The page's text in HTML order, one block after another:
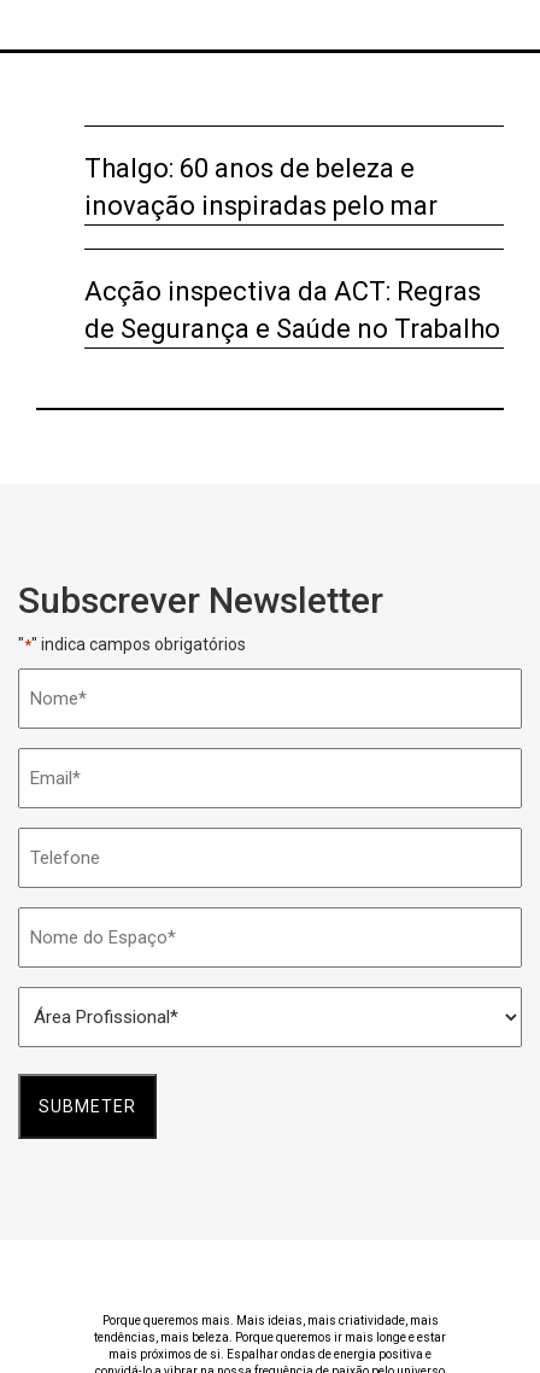
Thalgo: 60 anos de beleza e
inovação inspiradas pelo mar
Acção inspectiva da ACT: Regras
de Segurança e Saúde no Trabalho
Subscrever Newsletter
"*" indica campos obrigatórios
do
Espaço
Profissional
*
Porque queremos mais. Mais ideias, mais criatividade, mais
tendências, mais beleza. Porque queremos ir mais longe e estar
mais próximos de si. Espalhar ondas de energia positiva e